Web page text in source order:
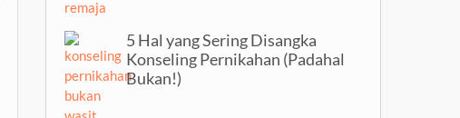
5 Hal yang Sering Disangka
Konseling Pernikahan (Padahal
Bukan!)